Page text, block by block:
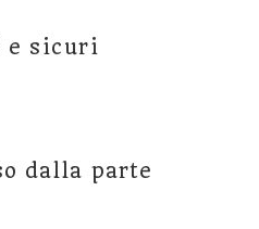
e sicuri
dalla parte